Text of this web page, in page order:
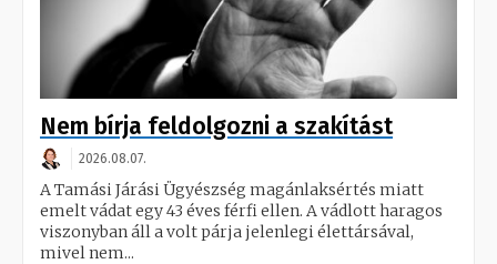
Nem bírja feldolgozni a szakítást
2026.08.07.
A Tamási Járási Ügyészség magánlaksértés miatt
emelt vádat egy 43 éves férfi ellen. A vádlott haragos
viszonyban áll a volt párja jelenlegi élettársával,
mivel nem...